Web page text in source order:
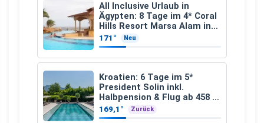
All Inclusive Urlaub in
Ägypten: 8 Tage im 4* Coral
Hills Resort Marsa Alam inkl.
Flüge ab 299 € p.P.
171° Neu
Kroatien: 6 Tage im 5*
President Solin inkl.
Halbpension & Flug ab 458 €
pro Person
169,1° Zurück